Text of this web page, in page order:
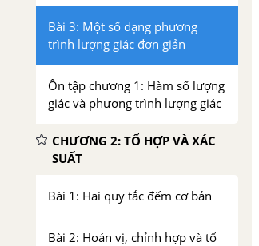
Bài 3: Một số dạng phương
trình lượng giác đơn giản
Ôn tập chương 1: Hàm số lượng
giác và phương trình lượng giác
CHƯƠNG 2: TỔ HỢP VÀ XÁC
SUẤT
Bài 1: Hai quy tắc đếm cơ bản
Bài 2: Hoán vị, chỉnh hợp và tổ